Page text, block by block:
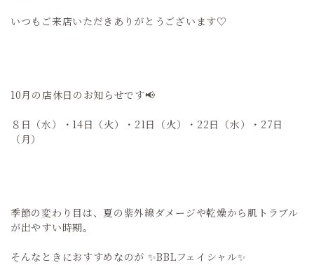
いつもご来店いただきありがとうございます♡
10月の店休日のお知らせです📢
８日（水）・14日（火）・21日（火）・22日（水）・27日
（月）
季節の変わり目は、夏の紫外線ダメージや乾燥から肌トラブル
が出やすい時期。
そんなときにおすすめなのが ✨BBLフェイシャル✨